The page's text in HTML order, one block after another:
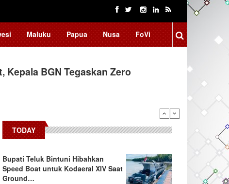
Maluku Papua Nusa FoVi
Kepala BGN Tegaskan Zero
Raih Prestasi Akademik
TODAY
Bupati Teluk Bintuni Hibahkan
Speed Boat untuk Kodaeral XIV Saat
Ground…